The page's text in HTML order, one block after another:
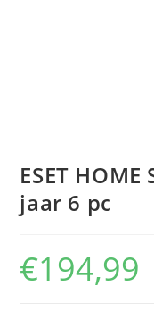
ESET
jaar 6 pc
€194,99